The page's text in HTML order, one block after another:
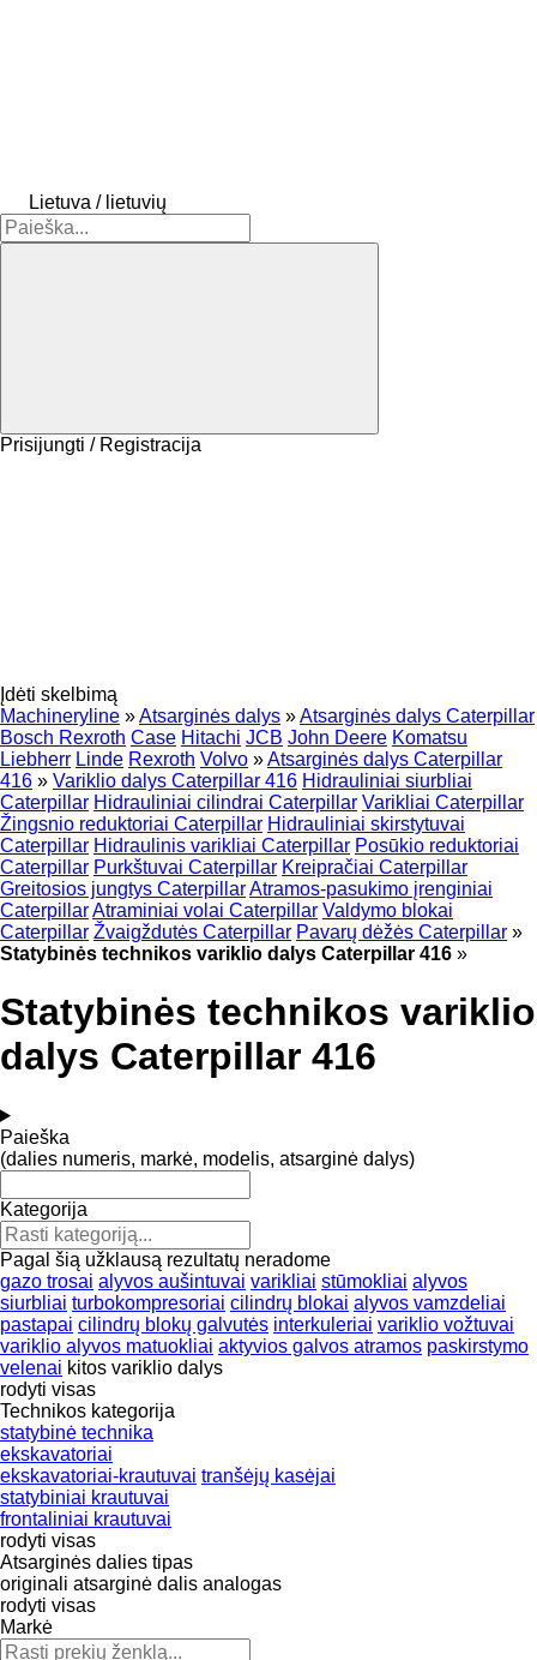
Lietuva / lietuvių
Prisijungti / Registracija
Įdėti skelbimą
Machineryline »Atsarginės dalys »Atsarginės dalys Caterpillar
Bosch Rexroth Case Hitachi JCB John Deere Komatsu
Liebherr Linde Rexroth Volvo »Atsarginės dalys Caterpillar
416 » Variklio dalys Caterpillar 416 Hidrauliniai siurbliai
Caterpillar Hidrauliniai cilindrai Caterpillar Varikliai Caterpillar
Žingsnio reduktoriai Caterpillar Hidrauliniai skirstytuvai
Caterpillar Hidraulinis varikliai Caterpillar Posūkio reduktoriai
Caterpillar Purkštuvai Caterpillar Kreipračiai Caterpillar
Greitosios jungtys CaterpillarAtramos-pasukimo įrenginiai
CaterpillarAtraminiai volai Caterpillar Valdymo blokai
Caterpillar Žvaigždutės Caterpillar Pavarų dėžės Caterpillar »
Statybinės technikos variklio dalys Caterpillar 416 »
Statybinės technikos variklio
dalys Caterpillar 416
Paieška
(dalies numeris, markė, modelis, atsarginė dalys)
Kategorija
Pagal šią užklausą rezultatų neradome
gazo trosai alyvos aušintuvai varikliai stūmokliai alyvos
siurbliai turbokompresoriai cilindrų blokai alyvos vamzdeliai
pastapai cilindrų blokų galvutės interkuleriai variklio vožtuvai
variklio alyvos matuokliai aktyvios galvos atramos paskirstymo
velenai kitos variklio dalys
rodyti visas
Technikos kategorija
statybinė technika
ekskavatoriai
ekskavatoriai-krautuvai tranšėjų kasėjai
statybiniai krautuvai
frontaliniai krautuvai
rodyti visas
Atsarginės dalies tipas
originali atsarginė dalis analogas
rodyti visas
Markė